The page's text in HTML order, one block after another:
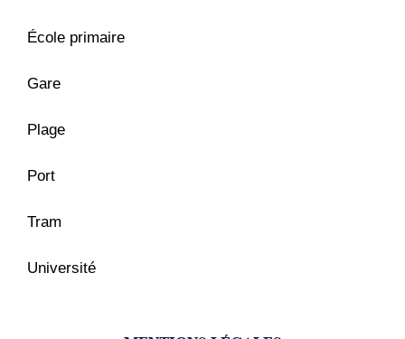
École primaire
Gare
Plage
Port
Tram
Université